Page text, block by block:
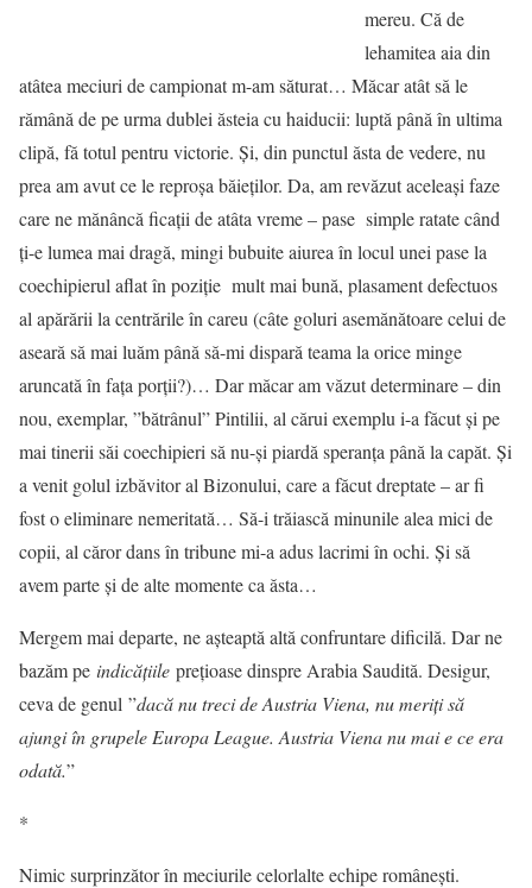
mereu. Că de
lehamitea aia din
atâtea meciuri de campionat m-am săturat… Măcar atât să le
rămână de pe urma dublei ăsteia cu haiducii: luptă până în ultima
clipă, fă totul pentru victorie. Și, din punctul ăsta de vedere, nu
prea am avut ce le reproșa băieților. Da, am revăzut aceleași faze
care ne mănâncă ficații de atâta vreme – pase simple ratate când
ți-e lumea mai dragă, mingi bubuite aiurea în locul unei pase la
coechipierul aflat în poziție mult mai bună, plasament defectuos
al apărării la centrările în careu (câte goluri asemănătoare celui de
aseară să mai luăm până să-mi dispară teama la orice minge
aruncată în fața porții?)… Dar măcar am văzut determinare – din
nou, exemplar, ”bătrânul” Pintilii, al cărui exemplu i-a făcut și pe
mai tinerii săi coechipieri să nu-și piardă speranța până la capăt. Și
a venit golul izbăvitor al Bizonului, care a făcut dreptate – ar fi
fost o eliminare nemeritată… Să-i trăiască minunile alea mici de
copii, al căror dans în tribune mi-a adus lacrimi în ochi. Și să
avem parte și de alte momente ca ăsta…
Mergem mai departe, ne așteaptă altă confruntare dificilă. Dar ne
bazăm pe indicățiile prețioase dinspre Arabia Saudită. Desigur,
ceva de genul ”dacă nu treci de Austria Viena, nu meriţi să
ajungi în grupele Europa League. Austria Viena nu mai e ce era
odată.”
*
Nimic surprinzător în meciurile celorlalte echipe românești.